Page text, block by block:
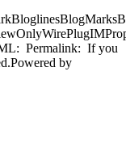
Permalink: If you
by